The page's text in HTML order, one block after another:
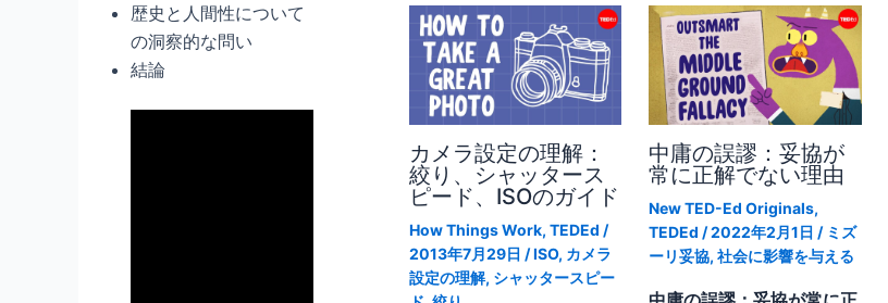
歴史と人間性について
の洞察的な問い
結論
カメラ設定の理解：
絞り、シャッタース
ピード、ISOのガイド
How Things Work,TEDEd /
2013年7月29日 /ISO, カメラ
設定の理解, シャッタースピー
中庸の誤謬：妥協が
常に正解でない理由
New TED-Ed Originals,
TEDEd /2022年2月1日 / ミズ
ーリ妥協,社会に影響を与える